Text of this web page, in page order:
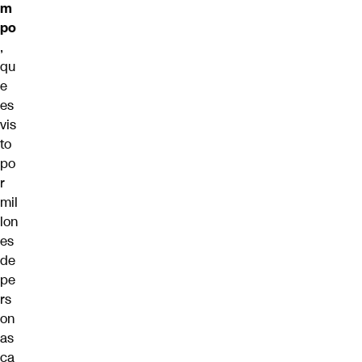
m
po
,
qu
e
es
vis
to
po
r
mil
lon
es
de
pe
rs
on
as
ca